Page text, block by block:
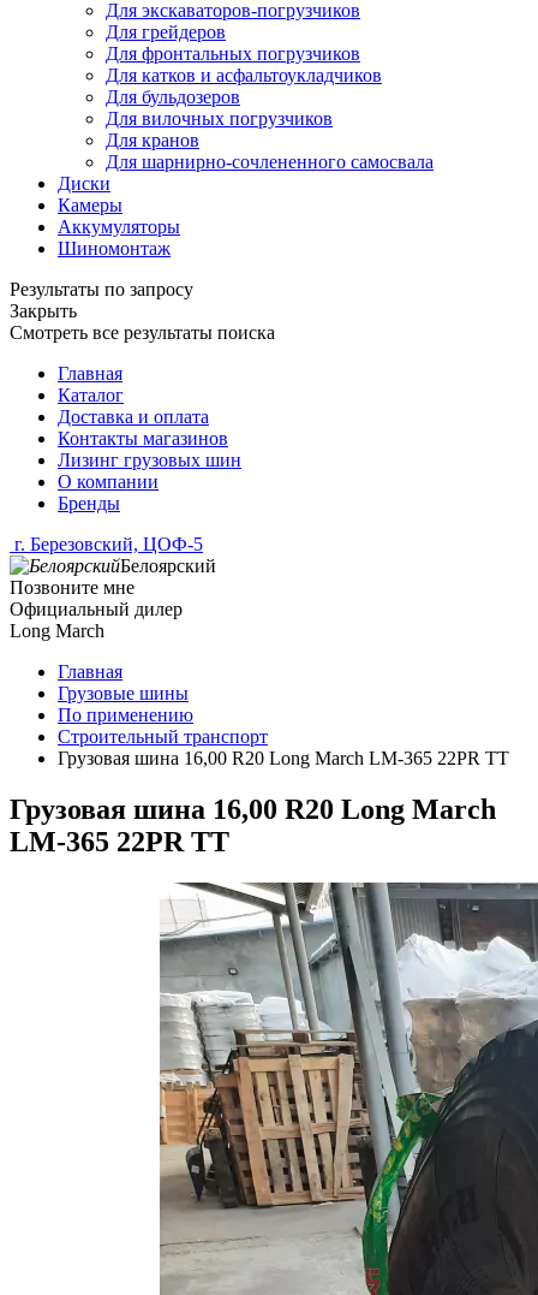
Для экскаваторов-погрузчиков
Для грейдеров
Для фронтальных погрузчиков
Для катков и асфальтоукладчиков
Для бульдозеров
Для вилочных погрузчиков
Для кранов
Для шарнирно-сочлененного самосвала
Диски
Камеры
Аккумуляторы
Шиномонтаж
Результаты по запросу
Закрыть
Смотреть все результаты поиска
Главная
Каталог
Доставка и оплата
Контакты магазинов
Лизинг грузовых шин
О компании
Бренды
г. Березовский, ЦОФ-5
Белоярский
Позвоните мне
Официальный дилер
Long March
Главная
Грузовые шины
По применению
Строительный транспорт
Грузовая шина 16,00 R20 Long March LM-365 22PR ТТ
Грузовая шина 16,00 R20 Long March
LM-365 22PR ТТ